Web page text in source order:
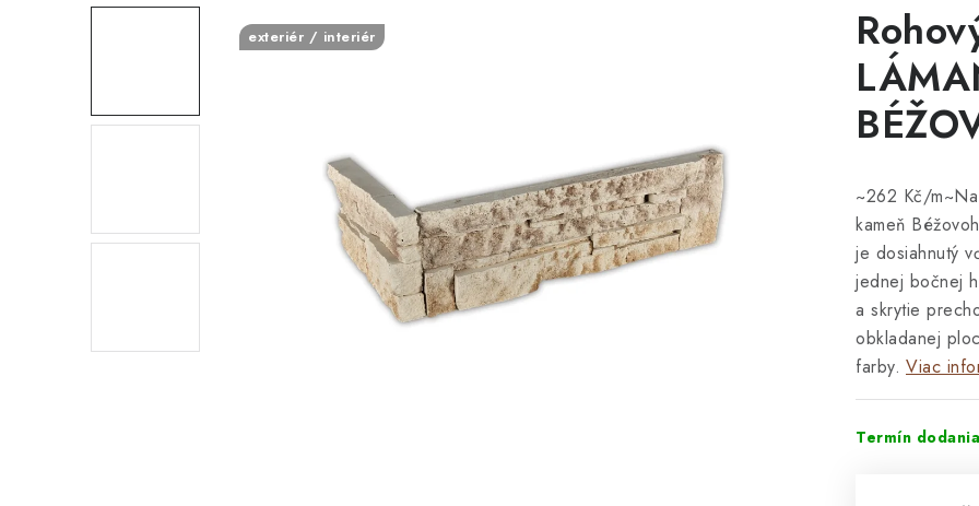
~262 Kč/
kameň
je dosiahnutý
jednej bočnej
a skrytie
obkladanej
farby. Viac
Termín
exteriér / interiér